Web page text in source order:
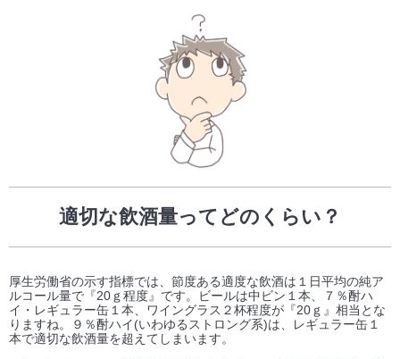
適切な飲酒量ってどのくらい？
厚生労働省の示す指標では、節度ある適度な飲酒は１日平均の純ア
ルコール量で『20ｇ程度』です。ビールは中ビン１本、７％酎ハ
イ・レギュラー缶１本、ワイングラス２杯程度が『20ｇ』相当とな
りますね。９％酎ハイ(いわゆるストロング系)は、レギュラー缶１
本で適切な飲酒量を超えてしまいます。